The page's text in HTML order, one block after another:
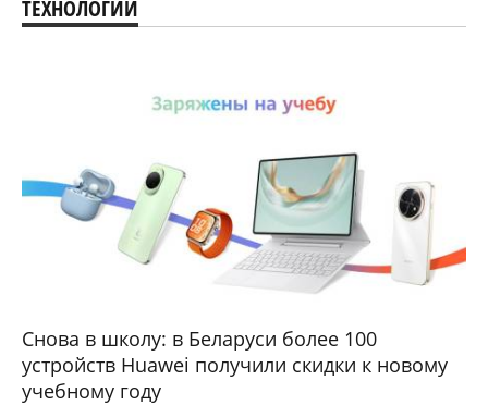
ТЕХНОЛОГИИ
Снова в школу: в Беларуси более 100
устройств Huawei получили скидки к новому
учебному году